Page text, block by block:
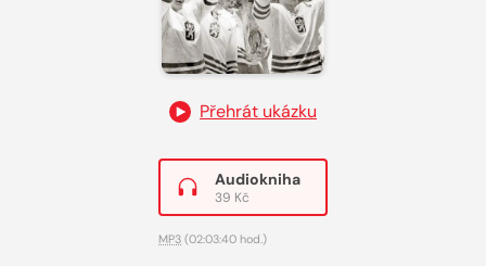
Přehrát ukázku
Audiokniha
39 Kč
MP3 (02:03:40 hod.)